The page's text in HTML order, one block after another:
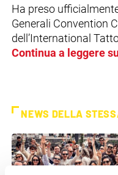
Ha preso
Generali Convention
dell’International
Continua a leggere
NEWS DELLA